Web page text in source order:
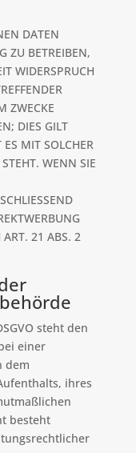
DATEN
ZU BETREIBEN,
WIDERSPRUCH
ZWECKE
DIES GILT
MIT SOLCHER
WENN SIE
ART. 21 ABS. 2
steht den
einer
dem
ihres
besteht